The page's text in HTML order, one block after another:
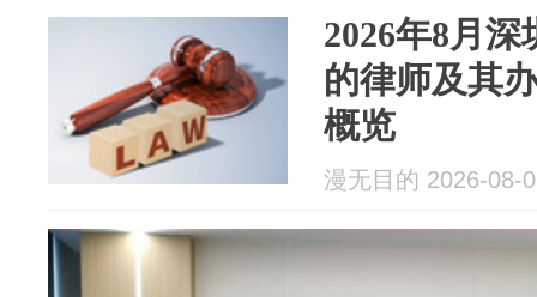
2026年8月
的律师及其
概览
漫无目的 2026-08-